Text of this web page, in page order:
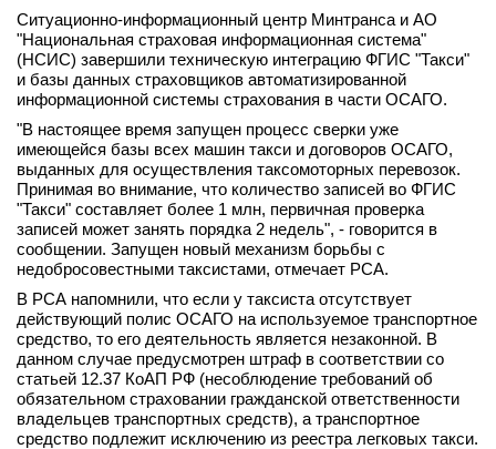
Интервью
вконтакте
телеграм
Стать автором
Вход
Ситуационно-информационный центр Минтранса и АО
"Национальная страховая информационная система"
(НСИС) завершили техническую интеграцию ФГИС "Такси"
и базы данных страховщиков автоматизированной
информационной системы страхования в части ОСАГО.
"В настоящее время запущен процесс сверки уже
имеющейся базы всех машин такси и договоров ОСАГО,
выданных для осуществления таксомоторных перевозок.
Принимая во внимание, что количество записей во ФГИС
"Такси" составляет более 1 млн, первичная проверка
записей может занять порядка 2 недель", - говорится в
сообщении. Запущен новый механизм борьбы с
недобросовестными таксистами, отмечает РСА.
В РСА напомнили, что если у таксиста отсутствует
действующий полис ОСАГО на используемое транспортное
средство, то его деятельность является незаконной. В
данном случае предусмотрен штраф в соответствии со
статьей 12.37 КоАП РФ (несоблюдение требований об
обязательном страховании гражданской ответственности
владельцев транспортных средств), а транспортное
средство подлежит исключению из реестра легковых такси.